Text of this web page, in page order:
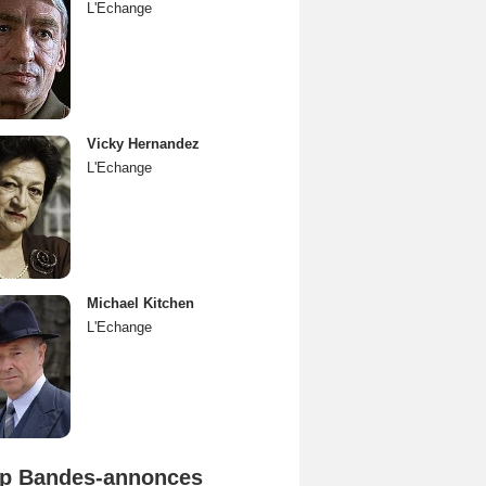
L'Echange
Vicky Hernandez
L'Echange
Michael Kitchen
L'Echange
Bandes-annonces